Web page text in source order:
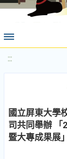
:::
國立屏東大學
司共同舉辦 「
暨大專成果展」